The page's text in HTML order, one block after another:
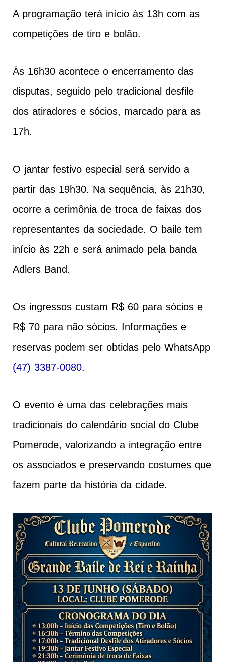
A programação terá início às 13h com as
competições de tiro e bolão.
Às 16h30 acontece o encerramento das
disputas, seguido pelo tradicional desfile
dos atiradores e sócios, marcado para as
17h.
O jantar festivo especial será servido a
partir das 19h30. Na sequência, às 21h30,
ocorre a cerimônia de troca de faixas dos
representantes da sociedade. O baile tem
início às 22h e será animado pela banda
Adlers Band.
Os ingressos custam R$ 60 para sócios e
R$ 70 para não sócios. Informações e
reservas podem ser obtidas pelo WhatsApp
(47) 3387-0080.
O evento é uma das celebrações mais
tradicionais do calendário social do Clube
Pomerode, valorizando a integração entre
os associados e preservando costumes que
fazem parte da história da cidade.